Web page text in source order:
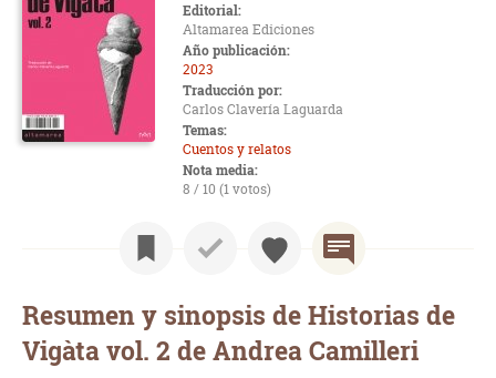
Editorial:
Altamarea Ediciones
Año publicación:
2023
Traducción por:
Carlos Clavería Laguarda
Temas:
Cuentos y relatos
Nota media:
8 / 10 (1 votos)
Resumen y sinopsis de Historias de
Vigàta vol. 2 de Andrea Camilleri